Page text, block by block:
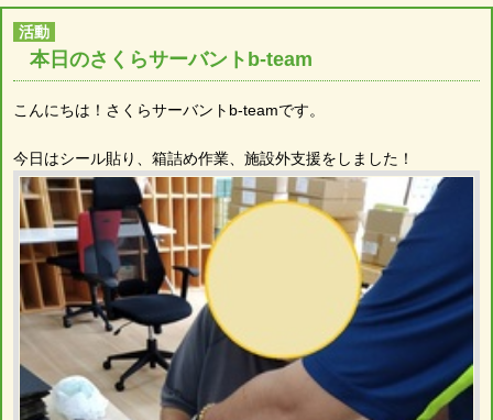
活動
本日のさくらサーバントb-team
こんにちは！さくらサーバントb-teamです。
今日はシール貼り、箱詰め作業、施設外支援をしました！